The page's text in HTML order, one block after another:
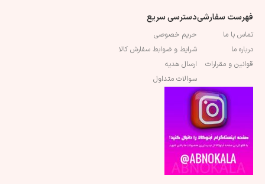
فهرست سفارشی
تماس با ما
درباره ما
قوانین و مقرارات
دسترسی سریع
حریم خصوصی
شرایط و ضوابط سفارش کالا
ارسال هدیه
سوالات متداول